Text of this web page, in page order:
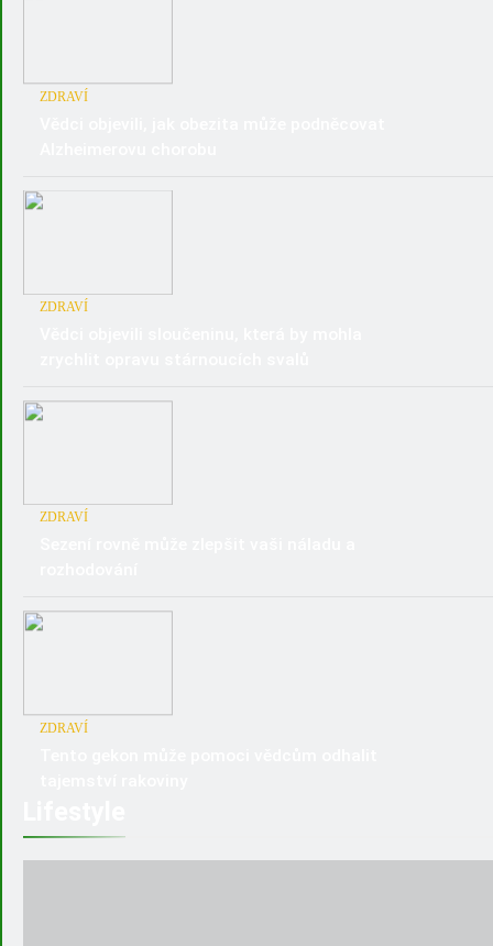
ZDRAVÍ
ZDRAVÍ
ZDRAVÍ
ZDRAVÍ